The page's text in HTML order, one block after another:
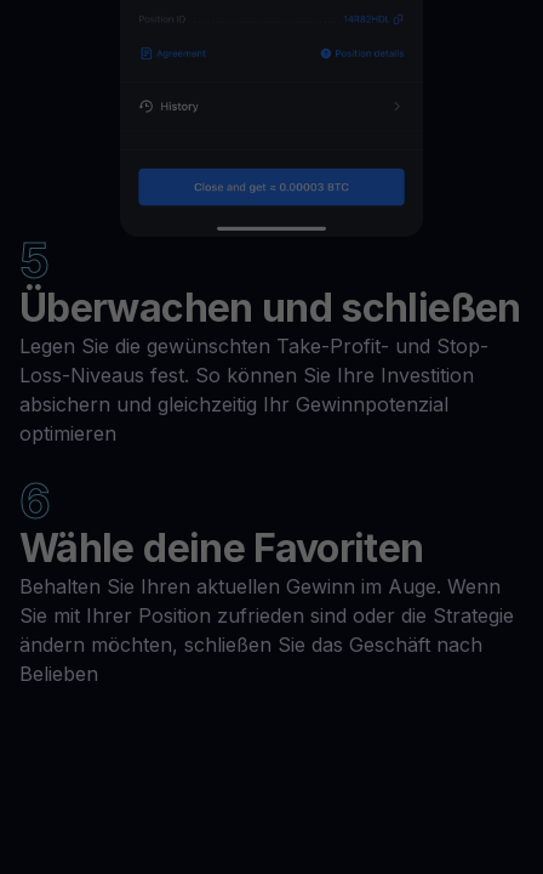
5
Überwachen und schließen
Legen Sie die gewünschten Take-Profit- und Stop-
Loss-Niveaus fest. So können Sie Ihre Investition
absichern und gleichzeitig Ihr Gewinnpotenzial
optimieren
6
Wähle deine Favoriten
Behalten Sie Ihren aktuellen Gewinn im Auge. Wenn
Sie mit Ihrer Position zufrieden sind oder die Strategie
ändern möchten, schließen Sie das Geschäft nach
Belieben